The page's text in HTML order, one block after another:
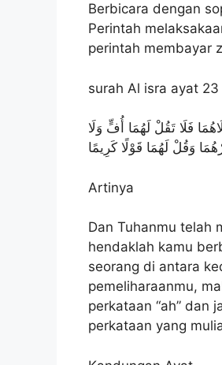
Berbicara dengan
Perintah
perintah membayar
surah Al isra ayat 23
فَلَا تَقُلْ لَهُمَا أُفٍّ وَلَا
وَقُلْ لَهُمَا قَوْلًا كَرِيمًا
Artinya
Dan Tuhanmu telah
hendaklah kamu
seorang di antara
pemeliharaanmu,
perkataan “ah” dan
perkataan yang